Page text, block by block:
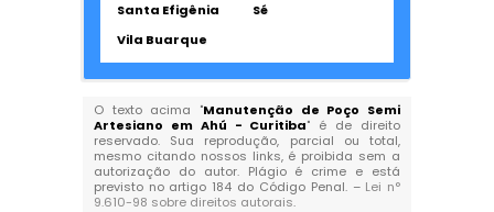
Santa Efigênia
Sé
Vila Buarque
O texto acima "Manutenção de Poço Semi
Artesiano em Ahú - Curitiba" é de direito
reservado. Sua reprodução, parcial ou total,
mesmo citando nossos links, é proibida sem a
autorização do autor. Plágio é crime e está
previsto no artigo 184 do Código Penal. – Lei n°
9.610-98 sobre direitos autorais.